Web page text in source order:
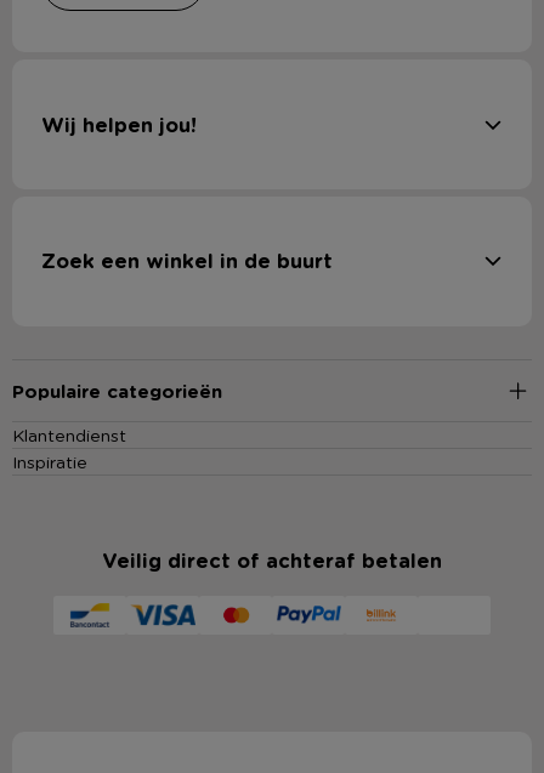
Wij helpen jou!
Zoek een winkel in de buurt
Populaire categorieën
Klantendienst
Inspiratie
Veilig direct of achteraf betalen